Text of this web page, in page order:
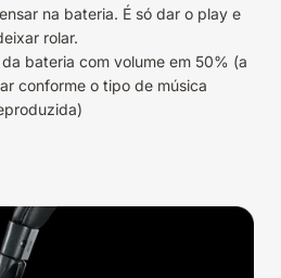
na bateria. É só dar o play e
rolar.
bateria com volume em 50% (a
conforme o tipo de música